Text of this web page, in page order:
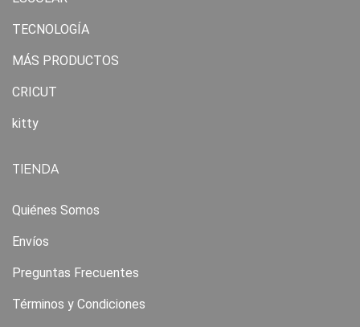
TECNOLOGÍA
MÁS PRODUCTOS
CRICUT
kitty
TIENDA
Quiénes Somos
Envíos
Preguntas Frecuentes
Términos y Condiciones